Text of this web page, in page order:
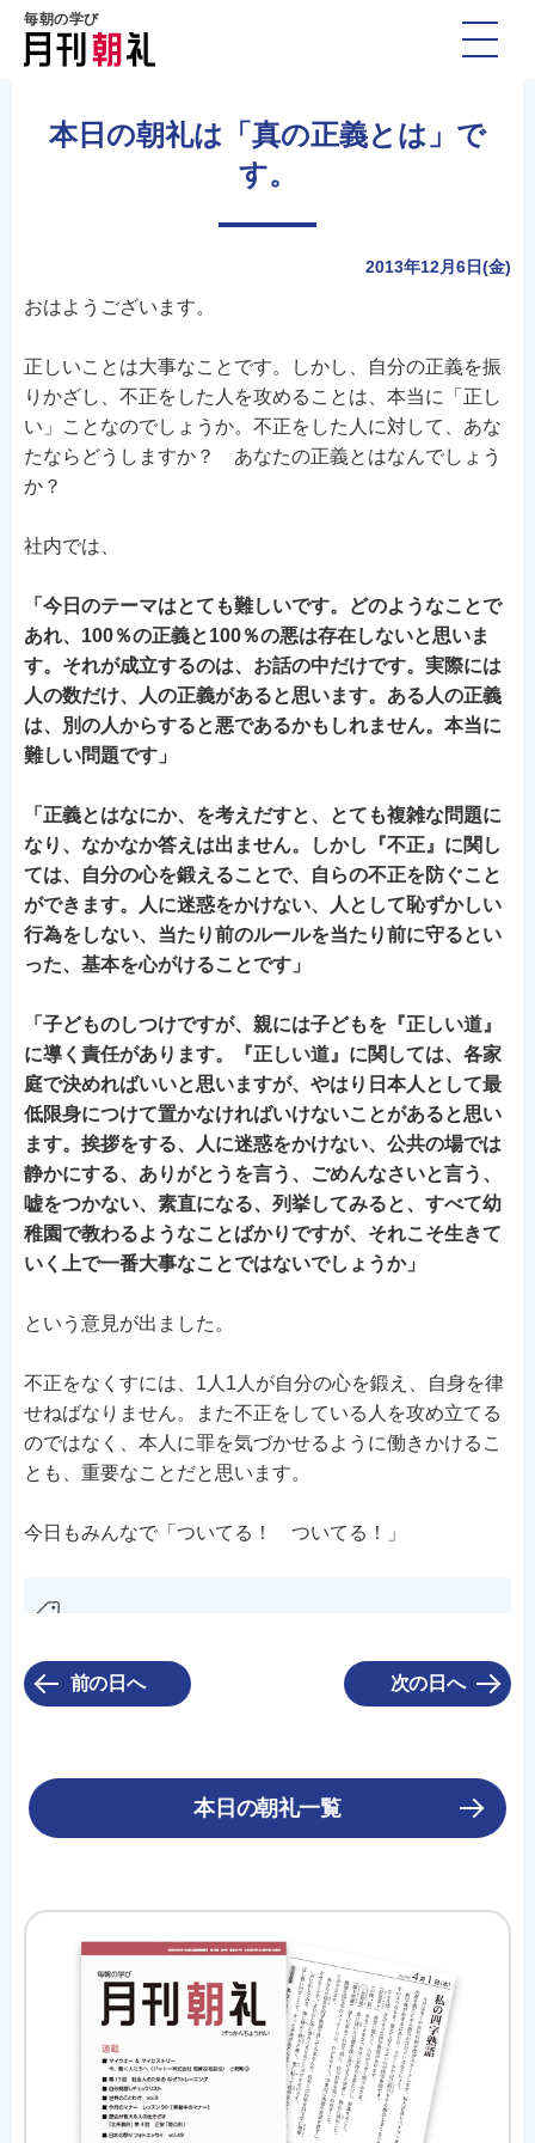
毎朝の学び
本日の朝礼は「真の正義とは」で
す。
2013年12月6日(金)
おはようございます。
正しいことは大事なことです。しかし、自分の正義を振
りかざし、不正をした人を攻めることは、本当に「正し
い」ことなのでしょうか。不正をした人に対して、あな
たならどうしますか？ あなたの正義とはなんでしょう
か？
社内では、
「今日のテーマはとても難しいです。どのようなことで
あれ、100％の正義と100％の悪は存在しないと思いま
す。それが成立するのは、お話の中だけです。実際には
人の数だけ、人の正義があると思います。ある人の正義
は、別の人からすると悪であるかもしれません。本当に
難しい問題です」
「正義とはなにか、を考えだすと、とても複雑な問題に
なり、なかなか答えは出ません。しかし『不正』に関し
ては、自分の心を鍛えることで、自らの不正を防ぐこと
ができます。人に迷惑をかけない、人として恥ずかしい
行為をしない、当たり前のルールを当たり前に守るとい
った、基本を心がけることです」
「子どものしつけですが、親には子どもを『正しい道』
に導く責任があります。『正しい道』に関しては、各家
庭で決めればいいと思いますが、やはり日本人として最
低限身につけて置かなければいけないことがあると思い
ます。挨拶をする、人に迷惑をかけない、公共の場では
静かにする、ありがとうを言う、ごめんなさいと言う、
嘘をつかない、素直になる、列挙してみると、すべて幼
稚園で教わるようなことばかりですが、それこそ生きて
いく上で一番大事なことではないでしょうか」
という意見が出ました。
不正をなくすには、1人1人が自分の心を鍛え、自身を律
せねばなりません。また不正をしている人を攻め立てる
のではなく、本人に罪を気づかせるように働きかけるこ
とも、重要なことだと思います。
今日もみんなで「ついてる！ ついてる！」
前の日へ 次の日へ
本日の朝礼一覧